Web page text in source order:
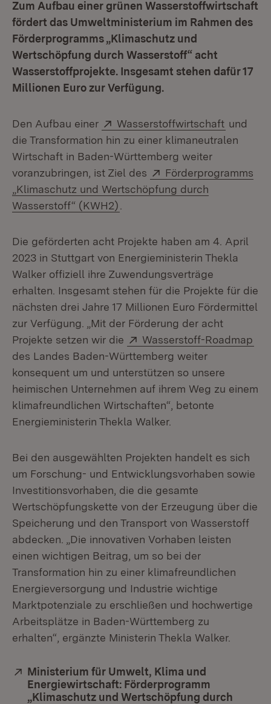
Zum Aufbau einer grünen Wasserstoffwirtschaft
fördert das Umweltministerium im Rahmen des
Förderprogramms „Klimaschutz und
Wertschöpfung durch Wasserstoff“ acht
Wasserstoffprojekte. Insgesamt stehen dafür 17
Millionen Euro zur Verfügung.
Den Aufbau einer Extern:
Wasserstoffwirtschaft (Öffnet
und
die Transformation hin zu einer klimaneutralen
Wirtschaft in Baden-Württemberg weiter
voranzubringen, ist Ziel des
Extern:
Förderprogramms
„Klimaschutz und Wertschöpfung durch
Wasserstoff“ (KWH2)
Die geförderten acht Projekte haben am 4. April
2023 in Stuttgart von Energieministerin Thekla
Walker offiziell ihre Zuwendungsverträge
erhalten. Insgesamt stehen für die Projekte für die
nächsten drei Jahre 17 Millionen Euro Fördermittel
zur Verfügung. „Mit der Förderung der acht
Projekte setzen wir die
Extern:
Wasserstoff-Roadmap
des Landes Baden-Württemberg weiter
konsequent um und unterstützen so unsere
heimischen Unternehmen auf ihrem Weg zu einem
klimafreundlichen Wirtschaften“, betonte
Energieministerin Thekla Walker.
Bei den ausgewählten Projekten handelt es sich
um Forschung- und Entwicklungsvorhaben sowie
Investitionsvorhaben, die die gesamte
Wertschöpfungskette von der Erzeugung über die
Speicherung und den Transport von Wasserstoff
abdecken. „Die innovativen Vorhaben leisten
einen wichtigen Beitrag, um so bei der
Transformation hin zu einer klimafreundlichen
Energieversorgung und Industrie wichtige
Marktpotenziale zu erschließen und hochwertige
Arbeitsplätze in Baden-Württemberg zu
erhalten“, ergänzte Ministerin Thekla Walker.
Extern:
Ministerium für Umwelt, Klima und
Energiewirtschaft: Förderprogramm
„Klimaschutz und Wertschöpfung durch